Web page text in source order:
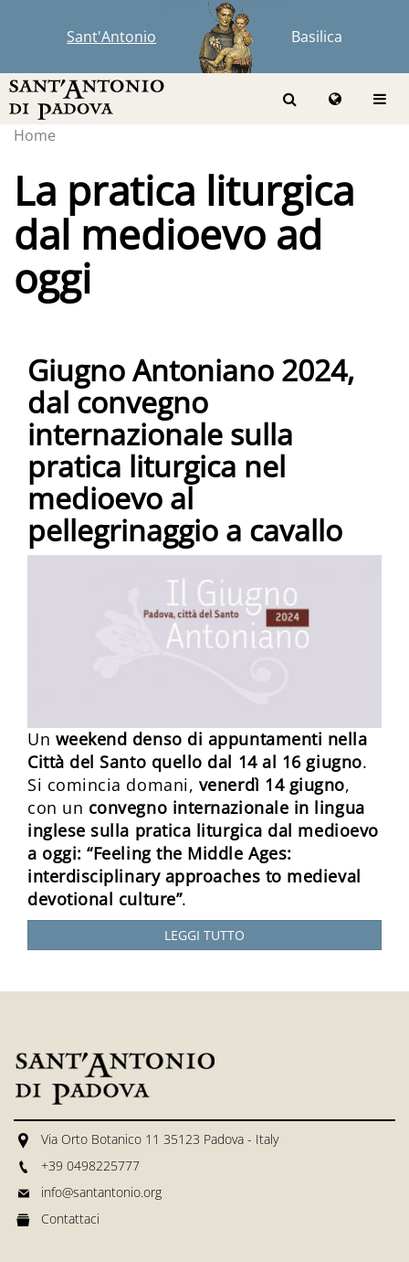
Sant'Antonio Basilica
Home
La pratica liturgica
dal medioevo ad
oggi
Giugno Antoniano 2024,
dal convegno
internazionale sulla
pratica liturgica nel
medioevo al
pellegrinaggio a cavallo
Un weekend denso di appuntamenti nella
Città del Santo quello dal 14 al 16 giugno.
Si comincia domani, venerdì 14 giugno,
con un convegno internazionale in lingua
inglese sulla pratica liturgica dal medioevo
a oggi: “Feeling the Middle Ages:
interdisciplinary approaches to medieval
devotional culture”.
LEGGI TUTTO
Via Orto Botanico 11 35123 Padova - Italy
+39 0498225777
info@santantonio.org
Contattaci